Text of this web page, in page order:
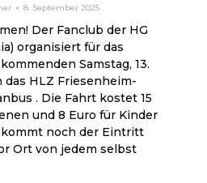
8. September 2025
Der Fanclub der HG
organisiert für das
Samstag, 13.
das HLZ Friesenheim-
. Die Fahrt kostet 15
und 8 Euro für Kinder
kommt noch der Eintritt
Ort von jedem selbst